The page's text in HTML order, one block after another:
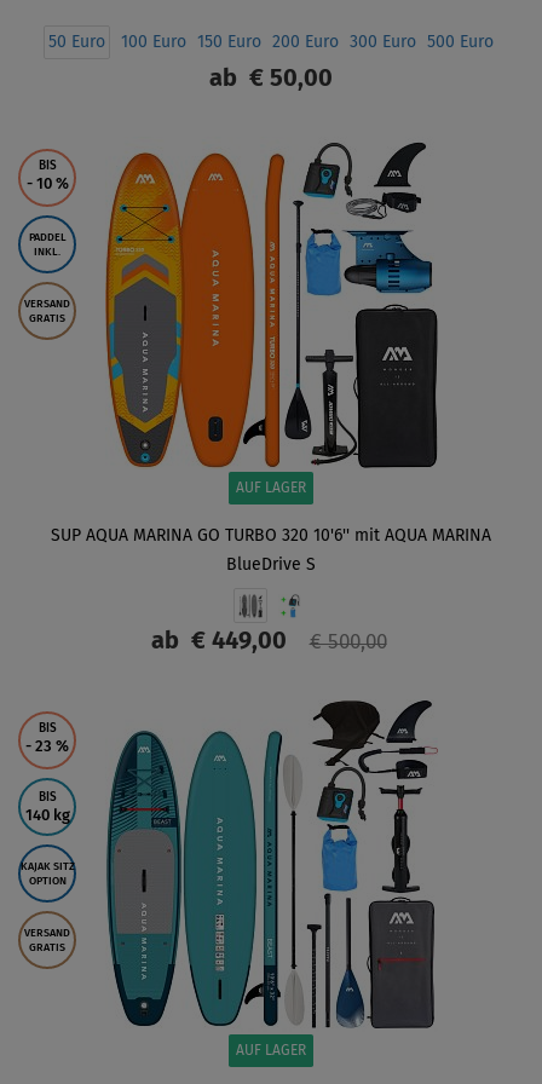
50 Euro 100 Euro 150 Euro 200 Euro 300 Euro 500 Euro
ab € 50,00
BIS
- 10 %
PADDEL
INKL.
VERSAND
GRATIS
AUF LAGER
SUP AQUA MARINA GO TURBO 320 10'6'' mit AQUA MARINA
BlueDrive S
ab€ 449,00 € 500,00
BIS
- 23 %
BIS
140 kg
KAJAK SITZ
OPTION
VERSAND
GRATIS
AUF LAGER